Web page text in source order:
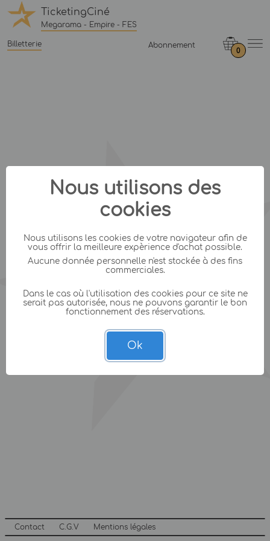
TicketingCiné
Megarama - Empire - FES
Billetterie Abonnement
0
Contact C.G.V Mentions légales
Nous utilisons des
cookies
Nous utilisons les cookies de votre navigateur afin de
vous offrir la meilleure expèrience d'achat possible.
Aucune donnée personnelle n'est stockée à des fins
commerciales.
Dans le cas où l'utilisation des cookies pour ce site ne
serait pas autorisée, nous ne pouvons garantir le bon
fonctionnement des réservations.
Ok